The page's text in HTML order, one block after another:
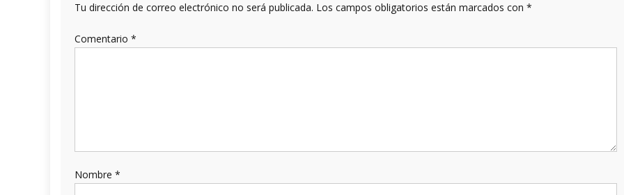
Tu dirección de correo electrónico no será publicada. Los campos obligatorios están marcados con *
Comentario *
Nombre *